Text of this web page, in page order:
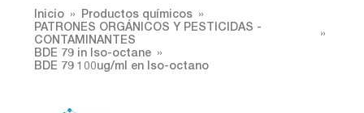
Inicio
Productos químicos
PATRONES ORGÁNICOS Y PESTICIDAS -
CONTAMINANTES
BDE 79 in Iso-octane
BDE 79 100ug/ml en Iso-octano